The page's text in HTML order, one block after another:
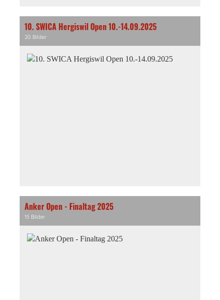
10. SWICA Hergiswil Open 10.-14.09.2025
20 Bilder
Anker Open - Finaltag 2025
15 Bilder